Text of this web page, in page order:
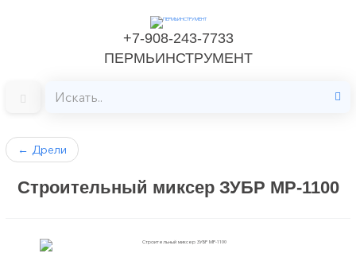
+7-908-243-7733
ПЕРМЬИНСТРУМЕНТ
← Дрели
Строительный миксер ЗУБР МР-1100